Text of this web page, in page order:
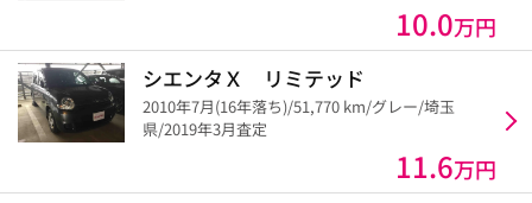
10.0万円
シエンタＸ リミテッド
2010年7月(16年落ち)/51,770 km/グレー/埼玉
県/2019年3月査定
11.6万円